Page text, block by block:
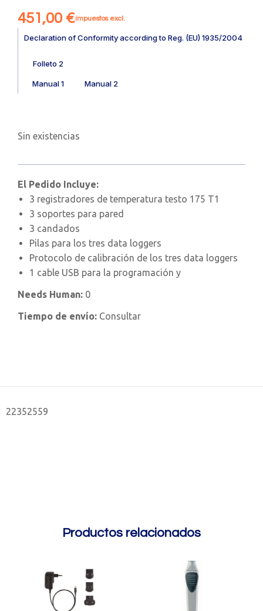
451,00 €impuestos excl.
Declaration of Conformity according to Reg. (EU) 1935/2004
Folleto 2
Manual 1 Manual 2
Sin existencias
El Pedido Incluye:
3 registradores de temperatura testo 175 T1
3 soportes para pared
3 candados
Pilas para los tres data loggers
Protocolo de calibración de los tres data loggers
1 cable USB para la programación y
Needs Human: 0
Tiempo de envío: Consultar
22352559
Productos relacionados